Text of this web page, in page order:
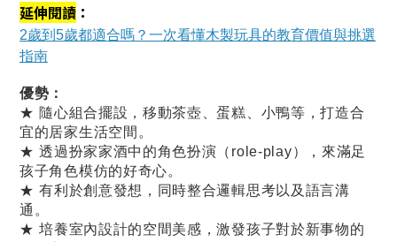
延伸閱讀 ：
2歲到5歲都適合嗎？一次看懂木製玩具的教育價值與挑選
指南
優勢：
★ 隨心組合擺設，移動茶壺、蛋糕、小鴨等，打造合
宜的居家生活空間。
★ 透過扮家家酒中的角色扮演（role-play），來滿足
孩子角色模仿的好奇心。
★ 有利於創意發想，同時整合邏輯思考以及語言溝
通。
★ 培養室內設計的空間美感，激發孩子對於新事物的